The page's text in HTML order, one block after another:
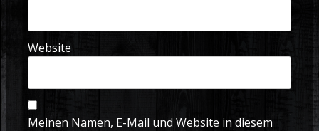
Website
Meinen Namen, E-Mail und Website in diesem